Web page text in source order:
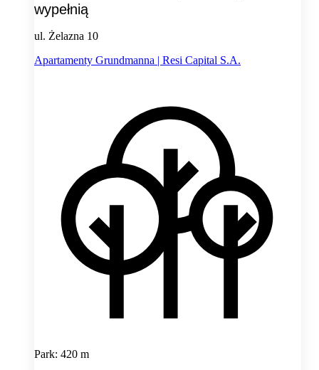
wypełnią
ul. Żelazna 10
Apartamenty Grundmanna | Resi Capital S.A.
Park: 420 m